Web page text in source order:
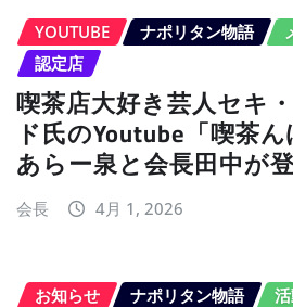
YOUTUBE ナポリタン物語
認定店
喫茶店大好き芸人セキ
ド氏のYoutube「喫茶
あらー泉と会長田中が
会長 4月 1, 2026
お知らせ ナポリタン物語